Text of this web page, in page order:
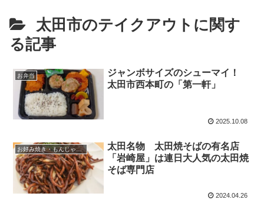
太田市のテイクアウトに関す
る記事
お弁当
ジャンボサイズのシューマイ！
太田市西本町の「第一軒」
2025.10.08
お好み焼き・もんじゃ・たこ焼き
太田名物 太田焼そばの有名店
「岩崎屋」は連日大人気の太田焼
そば専門店
2024.04.26